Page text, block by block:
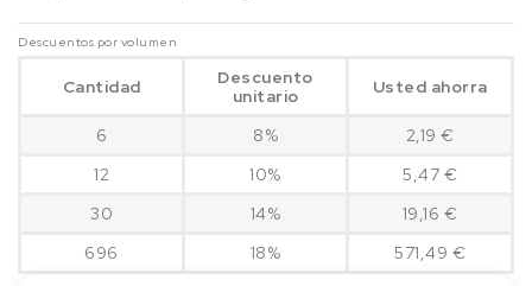
Descuentos por volumen
Cantidad
Descuento
unitario
Usted ahorra
6 8%
2,19 €
12
10%
5,47 €
30
14%
19,16 €
696
18% 571,49 €